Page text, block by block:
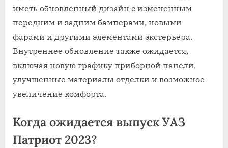
иметь обновленный дизайн с измененным
передним и задним бамперами, новыми
фарами и другими элементами экстерьера.
Внутреннее обновление также ожидается,
включая новую графику приборной панели,
улучшенные материалы отделки и возможное
увеличение комфорта.
Когда ожидается выпуск УАЗ
Патриот 2023?